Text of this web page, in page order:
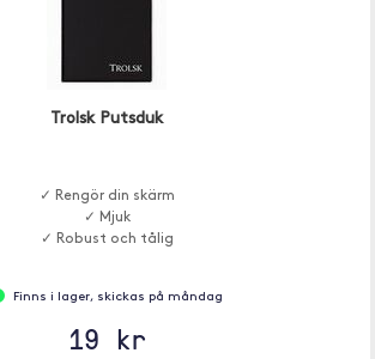
Trolsk Putsduk
✓ Rengör din skärm
✓ Mjuk
✓ Robust och tålig
Finns i lager, skickas på måndag
19 kr